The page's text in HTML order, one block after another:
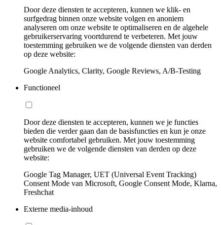
Door deze diensten te accepteren, kunnen we klik- en
surfgedrag binnen onze website volgen en anoniem
analyseren om onze website te optimaliseren en de algehele
gebruikerservaring voortdurend te verbeteren. Met jouw
toestemming gebruiken we de volgende diensten van derden
op deze website:
Google Analytics, Clarity, Google Reviews, A/B-Testing
Functioneel
Door deze diensten te accepteren, kunnen we je functies
bieden die verder gaan dan de basisfuncties en kun je onze
website comfortabel gebruiken. Met jouw toestemming
gebruiken we de volgende diensten van derden op deze
website:
Google Tag Manager, UET (Universal Event Tracking)
Consent Mode van Microsoft, Google Consent Mode, Klarna,
Freshchat
Externe media-inhoud